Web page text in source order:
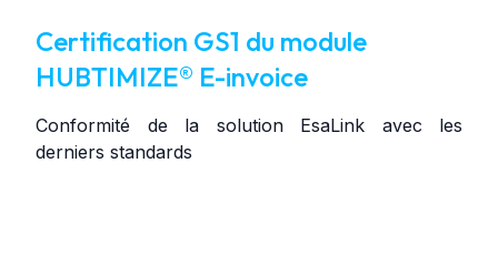
Certification GS1 du module
HUBTIMIZE® E-invoice
Conformité de la solution EsaLink avec les
derniers standards